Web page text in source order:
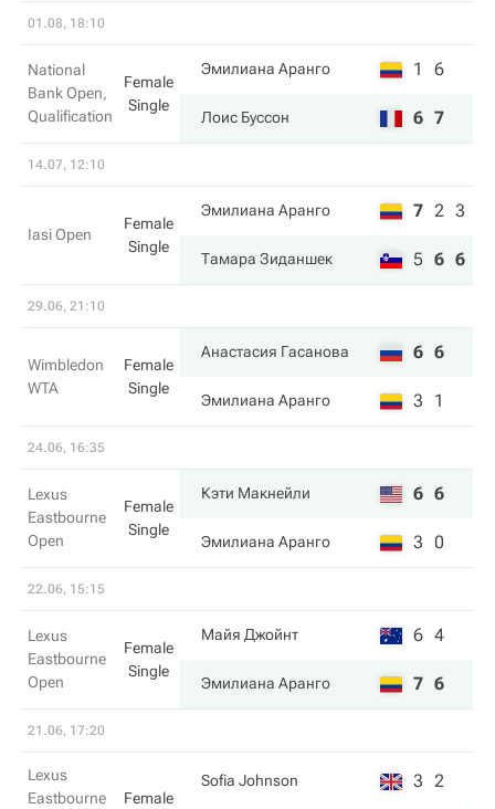
01.08, 18:10
National
Bank Open,
Qualification
Female
Single
Эмилиана Аранго 1 6
Лоис Буссон 6 7
14.07, 12:10
Iasi Open
Female
Single
Эмилиана Аранго 7 2 3
Тамара Зиданшек 5 6 6
29.06, 21:10
Wimbledon
WTA
Female
Single
Анастасия Гасанова 6 6
Эмилиана Аранго 3 1
24.06, 16:35
Lexus
Eastbourne
Open
Female
Single
Кэти Макнейли 6 6
Эмилиана Аранго 3 0
22.06, 15:15
Lexus
Eastbourne
Open
Female
Single
Майя Джойнт 6 4
Эмилиана Аранго 7 6
21.06, 17:20
Lexus
Eastbourne
Female
Sofia Johnson 3 2